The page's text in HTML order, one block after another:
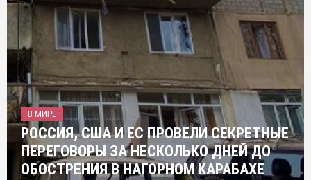
В МИРЕ
РОССИЯ, США И ЕС ПРОВЕЛИ СЕКРЕТНЫЕ
ПЕРЕГОВОРЫ ЗА НЕСКОЛЬКО ДНЕЙ ДО
ОБОСТРЕНИЯ В НАГОРНОМ КАРАБАХЕ